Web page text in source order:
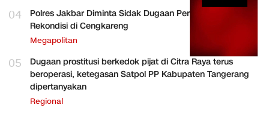
04
Polres Jakbar Diminta Sidak Dugaan Perakitan HP
Rekondisi di Cengkareng
Megapolitan
05
Dugaan prostitusi berkedok pijat di Citra Raya terus
beroperasi, ketegasan Satpol PP Kabupaten Tangerang
dipertanyakan
Regional